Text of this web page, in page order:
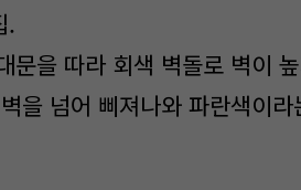
.
문을 따라 회색 벽돌로 벽이
을 넘어 삐져나와 파란색이